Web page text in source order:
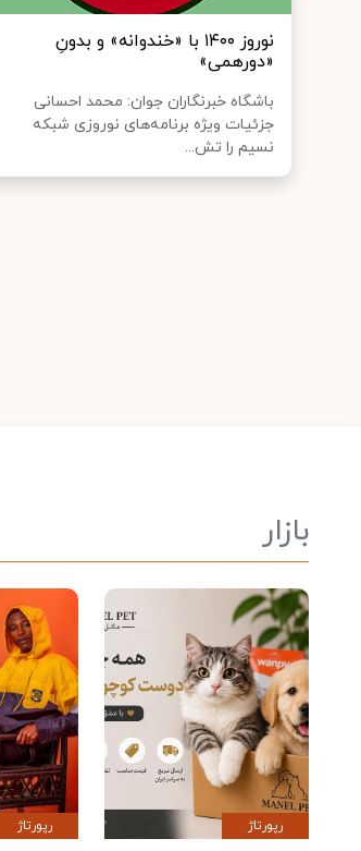
نوروز ۱۴۰۰ با «خندوانه» و بدونِ
«دورهمی»
باشگاه خبرنگاران جوان: محمد احسانی
جزئیات ویژه برنامه‌های نوروزی شبکه
نسیم را تش...
بازار
رپورتاژ رپورتاژ